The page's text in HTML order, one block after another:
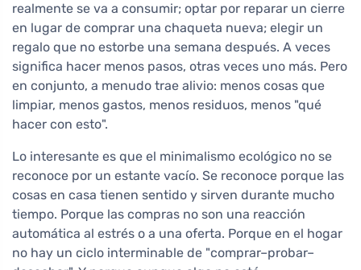
realmente se va a consumir; optar por reparar un cierre
en lugar de comprar una chaqueta nueva; elegir un
regalo que no estorbe una semana después. A veces
significa hacer menos pasos, otras veces uno más. Pero
en conjunto, a menudo trae alivio: menos cosas que
limpiar, menos gastos, menos residuos, menos "qué
hacer con esto".
Lo interesante es que el minimalismo ecológico no se
reconoce por un estante vacío. Se reconoce porque las
cosas en casa tienen sentido y sirven durante mucho
tiempo. Porque las compras no son una reacción
automática al estrés o a una oferta. Porque en el hogar
no hay un ciclo interminable de "comprar–probar–